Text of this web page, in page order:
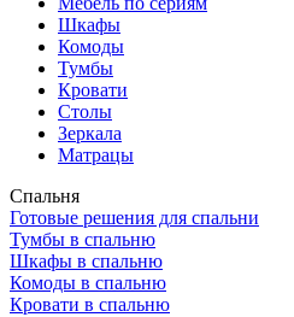
Шкафы
Комоды
Тумбы
Кровати
Столы
Зеркала
Матрацы
Спальня
Готовые решения для спальни
Тумбы в спальню
Шкафы в спальню
Комоды в спальню
Кровати в спальню